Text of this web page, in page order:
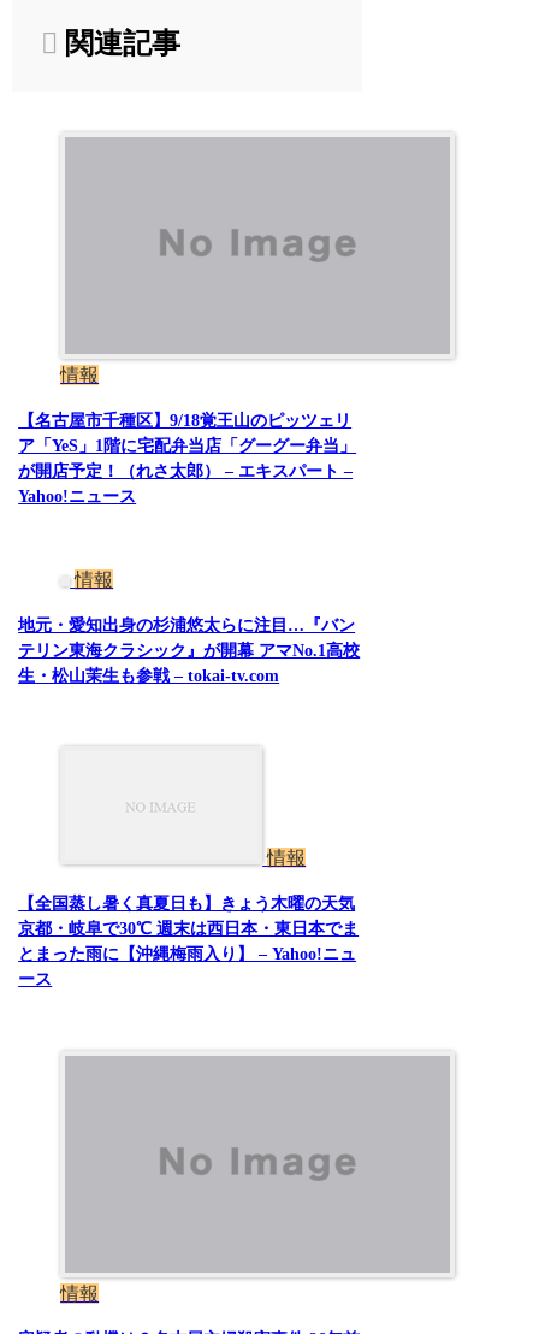
関連記事
情報
【名古屋市千種区】9/18覚王山のピッツェリ
ア「YeS」1階に宅配弁当店「グーグー弁当」
が開店予定！（れさ太郎） – エキスパート –
Yahoo!ニュース
情報
地元・愛知出身の杉浦悠太らに注目…『バン
テリン東海クラシック』が開幕 アマNo.1高校
生・松山茉生も参戦 – tokai-tv.com
情報
【全国蒸し暑く真夏日も】きょう木曜の天気
京都・岐阜で30℃ 週末は西日本・東日本でま
とまった雨に【沖縄梅雨入り】 – Yahoo!ニュ
ース
情報